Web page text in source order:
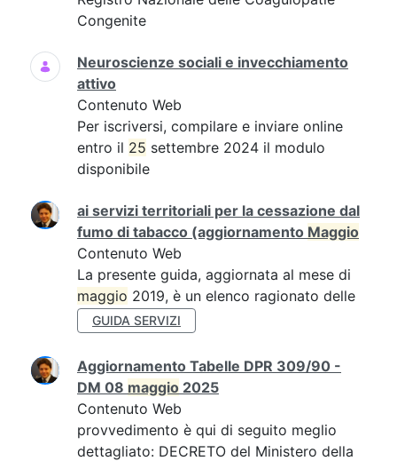
Congenite
Neuroscienze sociali e invecchiamento
attivo
Contenuto Web
Per iscriversi, compilare e inviare online
entro il 25 settembre 2024 il modulo
disponibile
ai servizi territoriali per la cessazione dal
fumo di tabacco (aggiornamento Maggio
Contenuto Web
La presente guida, aggiornata al mese di
maggio 2019, è un elenco ragionato delle
GUIDA SERVIZI
Aggiornamento Tabelle DPR 309/90 -
DM 08 maggio 2025
Contenuto Web
provvedimento è qui di seguito meglio
dettagliato: DECRETO del Ministero della